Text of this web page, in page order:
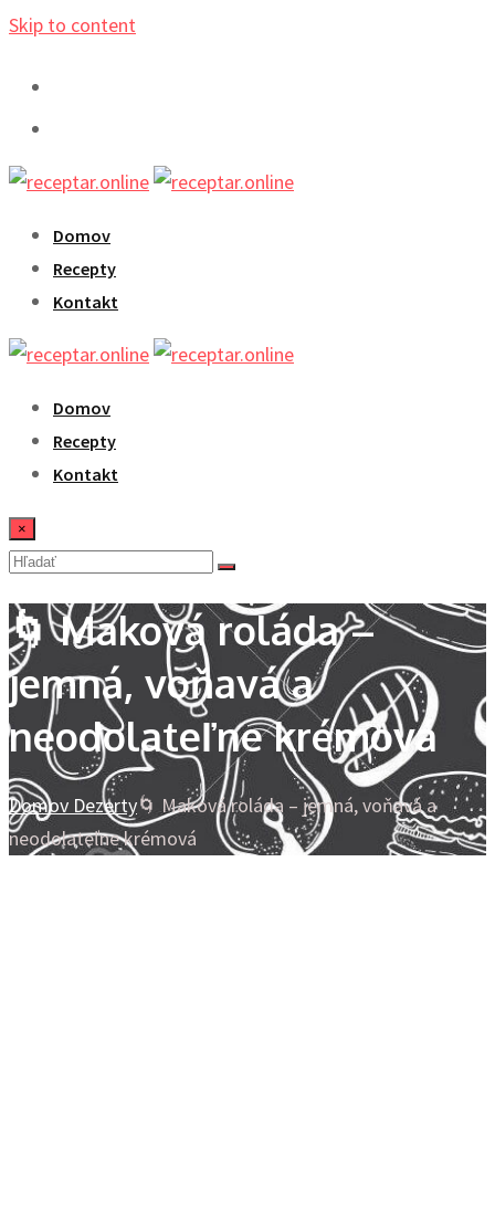
Skip to content
Domov
Recepty
Kontakt
Domov
Recepty
Kontakt
×
🌀 Maková roláda –
jemná, voňavá a
neodolateľne krémová
Domov Dezerty🌀 Maková roláda – jemná, voňavá a
neodolateľne krémová